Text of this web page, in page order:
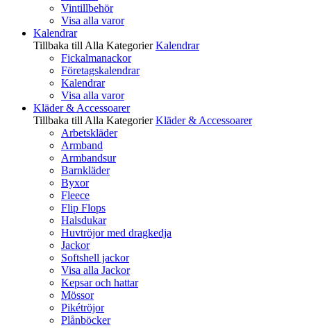
Vintillbehör
Visa alla varor
Kalendrar
Tillbaka till Alla Kategorier Kalendrar
Fickalmanackor
Företagskalendrar
Kalendrar
Visa alla varor
Kläder & Accessoarer
Tillbaka till Alla Kategorier Kläder & Accessoarer
Arbetskläder
Armband
Armbandsur
Barnkläder
Byxor
Fleece
Flip Flops
Halsdukar
Huvtröjor med dragkedja
Jackor
Softshell jackor
Visa alla Jackor
Kepsar och hattar
Mössor
Pikétröjor
Plånböcker